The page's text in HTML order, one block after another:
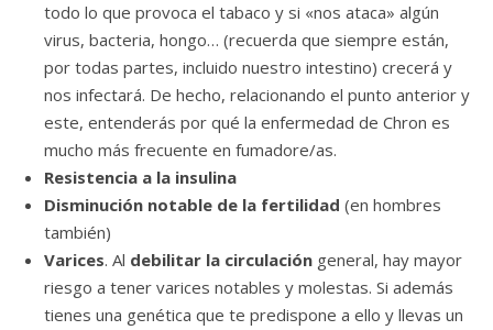
todo lo que provoca el tabaco y si «nos ataca» algún
virus, bacteria, hongo… (recuerda que siempre están,
por todas partes, incluido nuestro intestino) crecerá y
nos infectará. De hecho, relacionando el punto anterior y
este, entenderás por qué la enfermedad de Chron es
mucho más frecuente en fumadore/as.
Resistencia a la insulina
Disminución notable de la fertilidad (en hombres
también)
Varices. Al debilitar la circulación general, hay mayor
riesgo a tener varices notables y molestas. Si además
tienes una genética que te predispone a ello y llevas un